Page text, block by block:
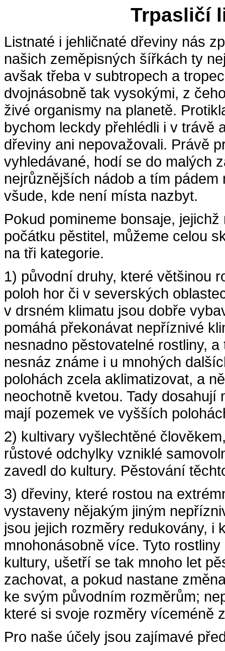
Trpasličí
Listnaté i jehličnaté dřeviny nás
našich zeměpisných šířkách ty
avšak třeba v subtropech a
dvojnásobně tak vysokými, z
živé organismy na planetě.
bychom leckdy přehlédli i v trávě
dřeviny ani nepovažovali. Právě
vyhledávané, hodí se do malých
nejrůznějších nádob a tím
všude, kde není místa nazbyt.
Pokud pomineme bonsaje,
počátku pěstitel, můžeme celou
na tři kategorie.
1) původní druhy, které většinou
poloh hor či v severských
v drsném klimatu jsou dobře
pomáhá překonávat nepříznivé
nesnadno pěstovatelné rostliny,
nesnáz známe i u mnohých
polohách zcela aklimatizovat, a
neochotně kvetou. Tady
mají pozemek ve vyšších
2) kultivary vyšlechtěné
růstové odchylky vzniklé
zavedl do kultury. Pěstování
3) dřeviny, které rostou na
vystaveny nějakým jiným
jsou jejich rozměry redukovány, i
mnohonásobně více. Tyto
kultury, ušetří se tak mnoho let
zachovat, a pokud nastane
ke svým původním rozměrům;
které si svoje rozměry víceméně
Pro naše účely jsou zajímavé